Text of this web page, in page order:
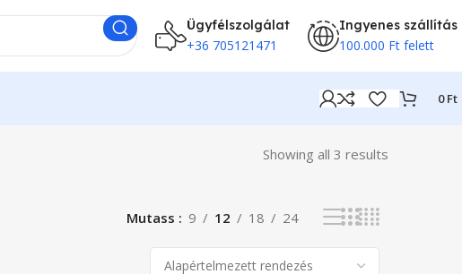
Ügyfélszolgálat
+36 705121471
Ingyenes szállítás
100.000 Ft felett
0Ft
Showing all 3 results
Mutass 9 12 18 24